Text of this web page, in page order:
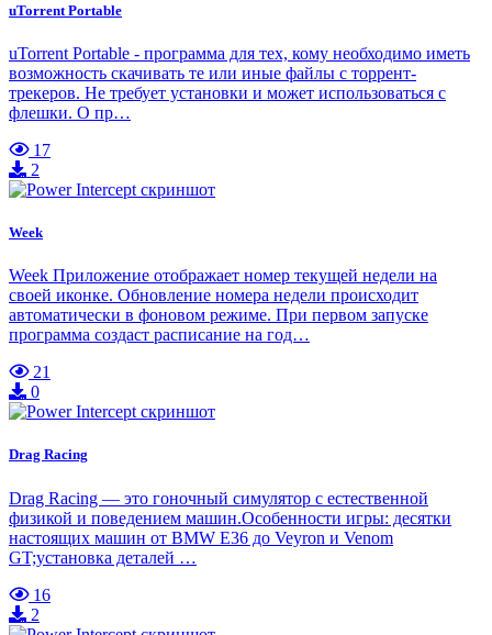
uTorrent Portable
uTorrent Portable - программа для тех, кому необходимо иметь
возможность скачивать те или иные файлы с торрент-
трекеров. Не требует установки и может использоваться с
флешки. О пр…
17
2
Week
Week Приложение отображает номер текущей недели на
своей иконке. Обновление номера недели происходит
автоматически в фоновом режиме. При первом запуске
программа создаст расписание на год…
21
0
Drag Racing
Drag Racing — это гоночный симулятор с естественной
физикой и поведением машин.Особенности игры: десятки
настоящих машин от BMW E36 до Veyron и Venom
GT;установка деталей …
16
2